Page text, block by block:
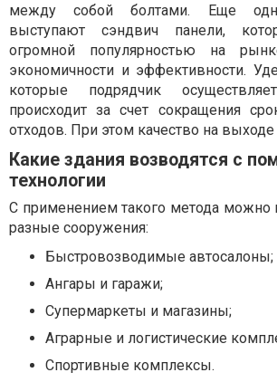
между собой болтами. Еще
выступают сэндвич панели,
огромной популярностью на
экономичности и эффективности.
которые подрядчик
происходит за счет сокращения
отходов. При этом качество на
Какие здания возводятся с
технологии
С применением такого метода можно
разные сооружения:
Быстровозводимые автосалоны;
Ангары и гаражи;
Супермаркеты и магазины;
Аграрные и логистические
Спортивные комплексы.